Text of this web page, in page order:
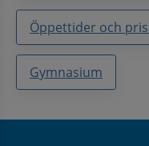
Öppettider och
Gymnasium